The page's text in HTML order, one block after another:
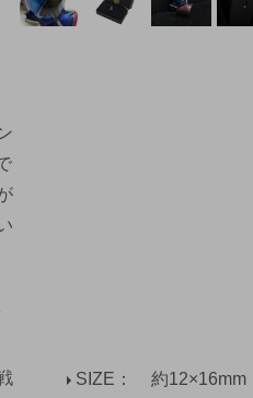
SIZE
約12×16mm